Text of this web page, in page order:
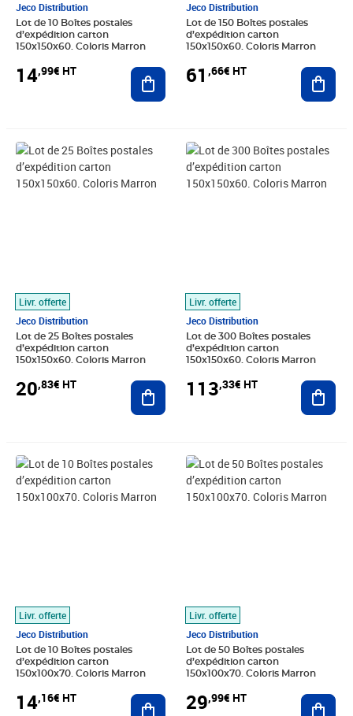
Jeco Distribution
Lot de 10 Boîtes postales
d’expédition carton
150x150x60. Coloris Marron
14,99€ HT Ajouter au panier
Jeco Distribution
Lot de 150 Boîtes postales
d’expédition carton
150x150x60. Coloris Marron
61 ,66€ HT
Livr. offerte
Jeco Distribution
Lot de 25 Boîtes postales
d’expédition carton
150x150x60. Coloris Marron
20,83€ HT
Prix 20,83€ HT
Ajouter au panier
Livr. offerte
Jeco Distribution
Lot de 300 Boîtes postales
d’expédition carton
150x150x60. Coloris Marron
113,33€ HT
Prix 113,33€ HT
Livr. offerte
Jeco Distribution
Lot de 10 Boîtes postales
d’expédition carton
150x100x70. Coloris Marron
14,16€ HT
Prix 14,16€ HT
Ajouter au panier
Livr. offerte
Jeco Distribution
Lot de 50 Boîtes postales
d’expédition carton
150x100x70. Coloris Marron
29,99€ HT
Prix 29,99€ HT